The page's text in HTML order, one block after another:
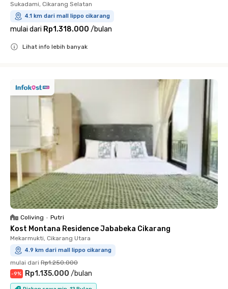
Sukadami, Cikarang Selatan
4.1 km dari mall lippo cikarang
mulai dari Rp1.318.000 /bulan
Lihat info lebih banyak
Coliving • Putri
Kost Montana Residence Jababeka Cikarang
Mekarmukti, Cikarang Utara
4.9 km dari mall lippo cikarang
mulai dari Rp1.250.000
-9% Rp1.135.000 /bulan